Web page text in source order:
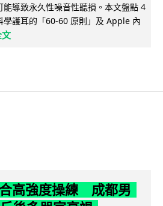
導致永久性噪音性聽損。本文盤點 4
學護耳的「60-60 原則」及 Apple 內
高強度操練 成都男